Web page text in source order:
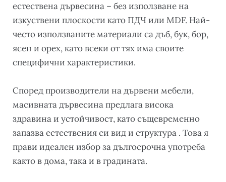
естествена дървесина – без използване на
изкуствени плоскости като ПДЧ или MDF. Най-
често използваните материали са дъб, бук, бор,
ясен и орех, като всеки от тях има своите
специфични характеристики.
Според производители на дървени мебели,
масивната дървесина предлага висока
здравина и устойчивост, като същевременно
запазва естествения си вид и структура . Това я
прави идеален избор за дългосрочна употреба
както в дома, така и в градината.